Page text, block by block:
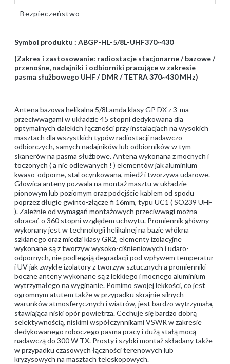
Bezpieczeństwo
Symbol produktu : ABGP-HL-5/8L-UHF370~430
(Zakres i zastosowanie: radiostacje stacjonarne / bazowe /
przenośne, nadajniki i odbiorniki pracujące w zakresie
pasma służbowego UHF / DMR / TETRA 370~430 MHz)
Antena bazowa helikalna 5/8Lamda klasy GP DX z 3-ma
przeciwwagami w układzie 45 stopni dedykowana dla
optymalnych dalekich łączności przy instalacjach na wysokich
masztach dla wszystkich typów radiostacji nadawczo-
odbiorczych, samych nadajników lub odbiorników w tym
skanerów na pasma służbowe. Antena wykonana z mocnych i
toczonych ( a nie odlewanych ! ) elementów jak aluminium
kwaso-odporne, stal ocynkowana, miedź i tworzywa udarowe.
Głowica anteny pozwala na montaż masztu w układzie
pionowym lub poziomym oraz podejście kablem od spodu
poprzez długie gwinto-złącze fi 16mm, typu UC1 ( SO239 UHF
). Zależnie od wymagań montażowych przeciwwagi można
obracać o 360 stopni względem uchwytu. Promiennik główny
wykonany jest w technologii helikalnej na bazie włókna
szklanego oraz miedzi klasy GR2, elementy izolacyjne
wykonane są z tworzyw wysoko-ciśnieniowych i udaro-
odpornych, nie podlegają degradacji pod wpływem temperatur
i UV jak zwykłe izolatory z tworzyw sztucznych a promienniki
boczne anteny wykonane są z lekkiego i mocnego aluminium
wytrzymałego na wyginanie. Pomimo swojej lekkości, co jest
ogromnym atutem także w przypadku skrajnie silnych
warunków atmosferycznych i wiatrów, jest bardzo wytrzymała,
stawiająca niski opór powietrza. Cechuje się bardzo dobrą
selektywnością, niskimi współczynnikami VSWR w zakresie
dedykowanego roboczego pasma pracy i dużą stałą mocą
nadawczą do 300 W TX. Prosty i szybki montaż składany także
w przypadku czasowych łączności terenowych lub
kryzysowych na masztach teleskopowych.